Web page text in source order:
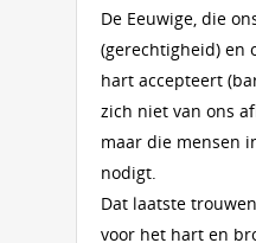
De Eeuwige, die
(gerechtigheid) en
hart accepteert
zich niet van ons
maar die mensen
nodigt.
Dat laatste
voor het hart en